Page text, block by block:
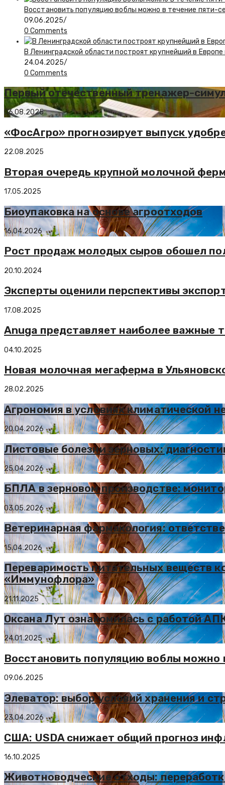
Восстановить популяцию воблы можно в течение пяти-
09.06.2025/
0 Comments
В Ленинградской области построят крупнейший в Европе
24.04.2025/
0 Comments
Первый отечественный тренажер-
06.08.2025
«ФосАгро» прогнозирует выпуск
22.08.2025
Вторая очередь крупной молочной
17.05.2025
Биоупаковка на основе агроотходов
16.04.2026
Рост продаж молодых сыров обошел
20.10.2024
Эксперты оценили перспективы
17.08.2025
Anuga представляет наиболее важные
04.10.2025
Новая молочная мегаферма в
28.02.2025
Агрономия в условиях климатической
20.04.2026
Листовые болезни зерновых:
25.04.2026
БПЛА в зерновом производстве:
03.05.2026
Ветеринарная фармакология:
15.04.2026
Переваримость питательных веществ
«Иммунофлора»
21.11.2025
Оксана Лут ознакомилась с работой
24.01.2025
Восстановить популяцию воблы можно
09.06.2025
Элеватор: выбор условий хранения и
23.04.2026
США: USDA снижает общий прогноз
16.10.2025
Животноводческие отходы: